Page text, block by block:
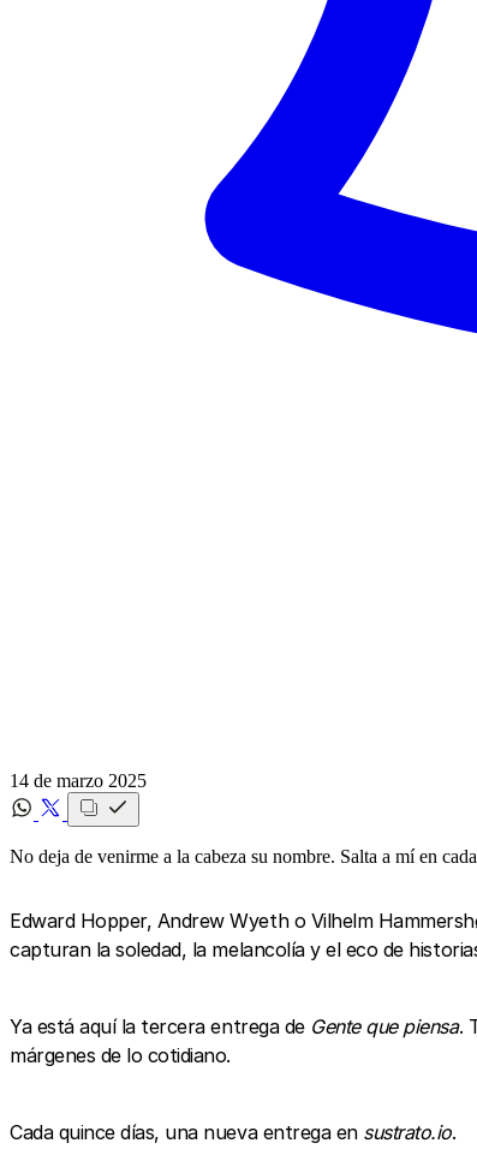
14 de marzo 2025
No deja de venirme a la cabeza su nombre. Salta a mí en
Edward Hopper, Andrew Wyeth o Vilhelm
capturan la soledad, la melancolía y el eco de
Ya está aquí la tercera entrega de Gente que piensa.
márgenes de lo cotidiano.
Cada quince días, una nueva entrega en sustrato.io.